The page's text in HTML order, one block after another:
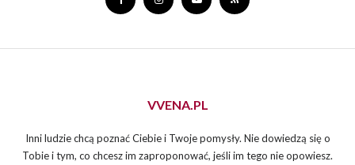
VVENA.PL
Inni ludzie chcą poznać Ciebie i Twoje pomysły. Nie dowiedzą się o
Tobie i tym, co chcesz im zaproponować, jeśli im tego nie opowiesz.